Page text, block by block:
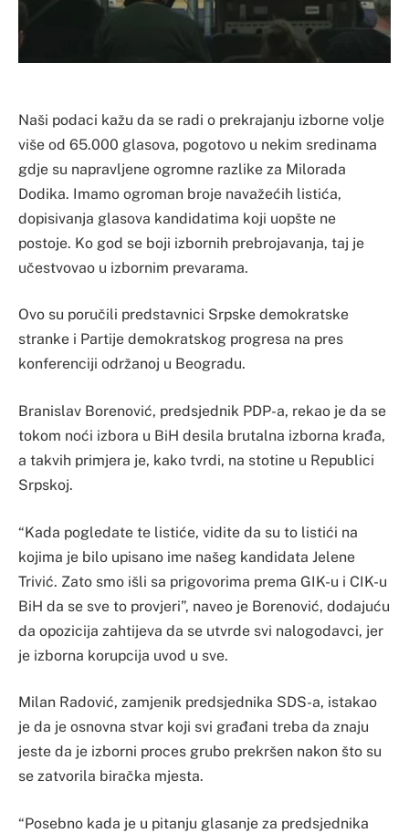
Naši podaci kažu da se radi o prekrajanju izborne volje
više od 65.000 glasova, pogotovo u nekim sredinama
gdje su napravljene ogromne razlike za Milorada
Dodika. Imamo ogroman broje navažećih listića,
dopisivanja glasova kandidatima koji uopšte ne
postoje. Ko god se boji izbornih prebrojavanja, taj je
učestvovao u izbornim prevarama.
Ovo su poručili predstavnici Srpske demokratske
stranke i Partije demokratskog progresa na pres
konferenciji održanoj u Beogradu.
Branislav Borenović, predsjednik PDP-a, rekao je da se
tokom noći izbora u BiH desila brutalna izborna krađa,
a takvih primjera je, kako tvrdi, na stotine u Republici
Srpskoj.
“Kada pogledate te listiće, vidite da su to listići na
kojima je bilo upisano ime našeg kandidata Jelene
Trivić. Zato smo išli sa prigovorima prema GIK-u i CIK-u
BiH da se sve to provjeri”, naveo je Borenović, dodajuću
da opozicija zahtijeva da se utvrde svi nalogodavci, jer
je izborna korupcija uvod u sve.
Milan Radović, zamjenik predsjednika SDS-a, istakao
je da je osnovna stvar koji svi građani treba da znaju
jeste da je izborni proces grubo prekršen nakon što su
se zatvorila biračka mjesta.
“Posebno kada je u pitanju glasanje za predsjednika